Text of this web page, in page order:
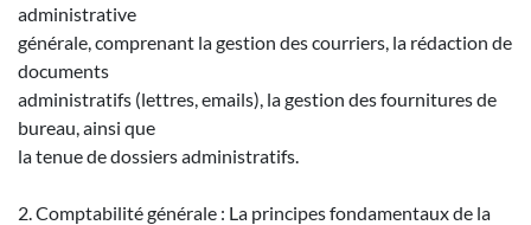
administrative
générale, comprenant la gestion des courriers, la rédaction de
documents
administratifs (lettres, emails), la gestion des fournitures de
bureau, ainsi que
la tenue de dossiers administratifs.
2. Comptabilité générale : La principes fondamentaux de la